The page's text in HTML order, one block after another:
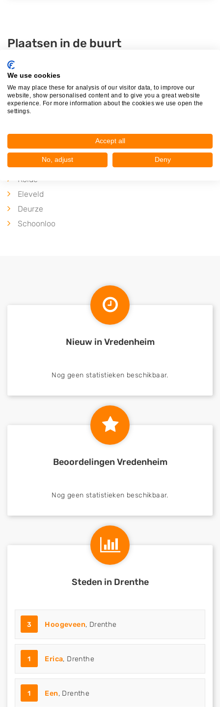
Plaatsen in de buurt
Marwijksoord
Nooitgedacht
Amen
Eldersloo
Nijlande
Ekehaar
Rolde
Eleveld
Deurze
Schoonloo
Nieuw in Vredenheim
Nog geen statistieken beschikbaar.
Beoordelingen Vredenheim
Nog geen statistieken beschikbaar.
Steden in Drenthe
3 Hoogeveen, Drenthe
1 Erica, Drenthe
1 Een, Drenthe
We use cookies
We may place these for analysis of our visitor data, to improve our
website, show personalised content and to give you a great website
experience. For more information about the cookies we use open the
settings.
Accept all
No, adjust Deny